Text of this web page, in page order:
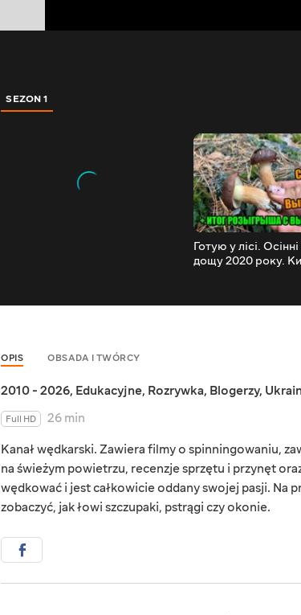
SEZON 1
Готую у лісі.
дощу 2020 року.
OPIS OBSADA I TWÓRCY
2010 - 2026, Edukacyjne, Rozrywka, Blogerzy,
Full HD
26 min
Kanał wędkarski. Zawiera filmy o spinningowaniu,
na świeżym powietrzu, recenzje sprzętu i przynęt
wędkować i jest całkowicie oddany swojej pasji. Na
zobaczyć, jak łowi szczupaki, pstrągi czy okonie.